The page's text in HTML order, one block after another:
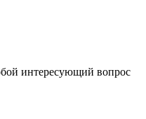
интересующий вопрос